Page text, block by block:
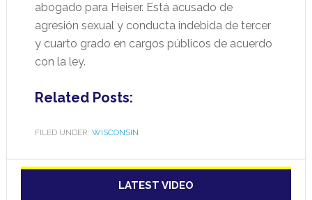
abogado para Heiser. Está acusado de
agresión sexual y conducta indebida de tercer
y cuarto grado en cargos públicos de acuerdo
con la ley.
Related Posts:
FILED UNDER: WISCONSIN
LATEST VIDEO